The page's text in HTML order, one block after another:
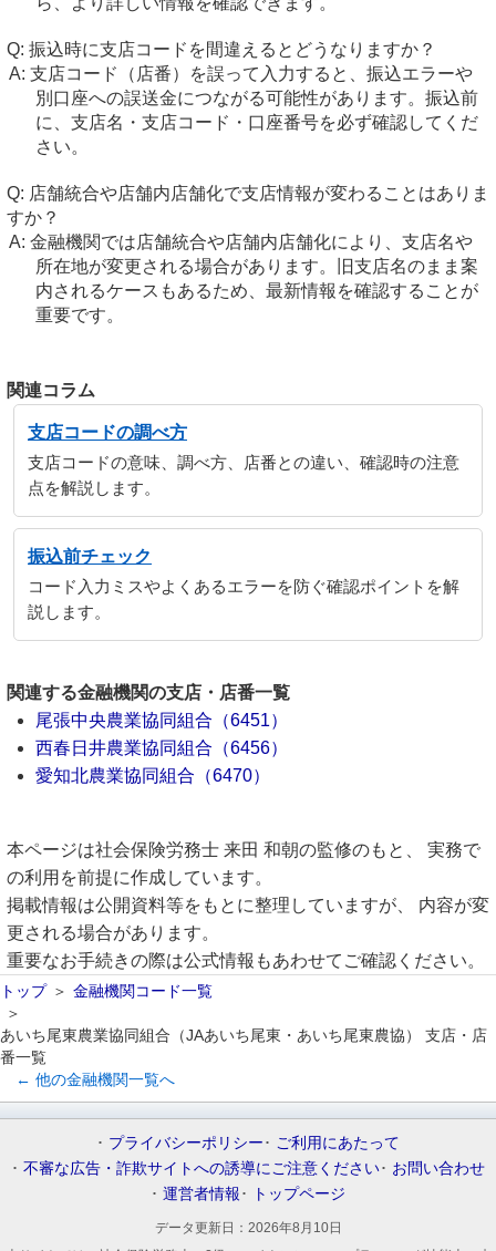
振込時に支店コードを間違えるとどうなりますか？
支店コード（店番）を誤って入力すると、振込エラーや
別口座への誤送金につながる可能性があります。振込前
に、支店名・支店コード・口座番号を必ず確認してくだ
さい。
店舗統合や店舗内店舗化で支店情報が変わることはありま
すか？
金融機関では店舗統合や店舗内店舗化により、支店名や
所在地が変更される場合があります。旧支店名のまま案
内されるケースもあるため、最新情報を確認することが
重要です。
関連コラム
支店コードの調べ方
支店コードの意味、調べ方、店番との違い、確認時の注意
点を解説します。
振込前チェック
コード入力ミスやよくあるエラーを防ぐ確認ポイントを解
説します。
関連する金融機関の支店・店番一覧
尾張中央農業協同組合（6451）
西春日井農業協同組合（6456）
愛知北農業協同組合（6470）
本ページは社会保険労務士 来田 和朝の監修のもと、 実務で
の利用を前提に作成しています。
掲載情報は公開資料等をもとに整理していますが、 内容が変
更される場合があります。
重要なお手続きの際は公式情報もあわせてご確認ください。
トップ 金融機関コード一覧
あいち尾東農業協同組合（JAあいち尾東・あいち尾東農協） 支店・店
番一覧
← 他の金融機関一覧へ
プライバシーポリシー
ご利用にあたって
不審な広告・詐欺サイトへの誘導にご注意ください
お問い合わせ
運営者情報
トップページ
データ更新日： 2026年8月10日